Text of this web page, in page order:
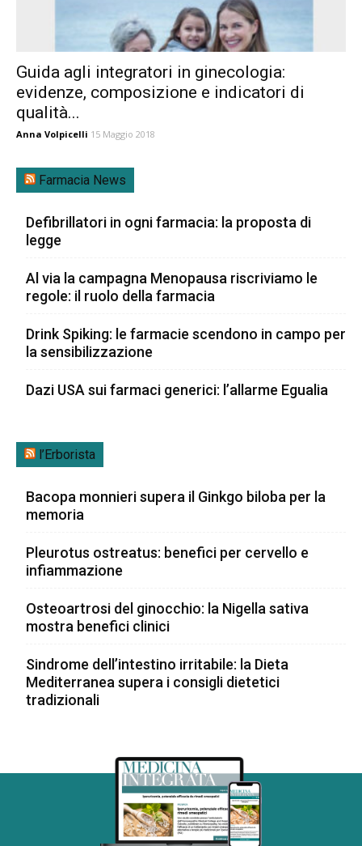
Guida agli integratori in ginecologia:
evidenze, composizione e indicatori di
qualità...
Anna Volpicelli 15 Maggio 2018
Farmacia News
Defibrillatori in ogni farmacia: la proposta di
legge
Al via la campagna Menopausa riscriviamo le
regole: il ruolo della farmacia
Drink Spiking: le farmacie scendono in campo per
la sensibilizzazione
Dazi USA sui farmaci generici: l’allarme Egualia
l’Erborista
Bacopa monnieri supera il Ginkgo biloba per la
memoria
Pleurotus ostreatus: benefici per cervello e
infiammazione
Osteoartrosi del ginocchio: la Nigella sativa
mostra benefici clinici
Sindrome dell’intestino irritabile: la Dieta
Mediterranea supera i consigli dietetici
tradizionali